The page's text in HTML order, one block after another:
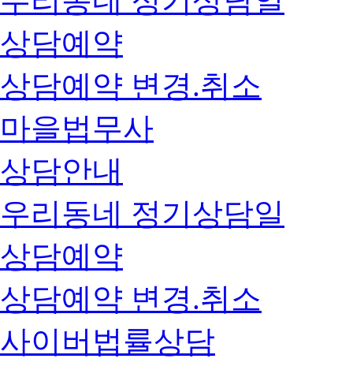
상담예약
상담예약 변경.취소
마을법무사
상담안내
우리동네 정기상담일
상담예약
상담예약 변경.취소
사이버법률상담